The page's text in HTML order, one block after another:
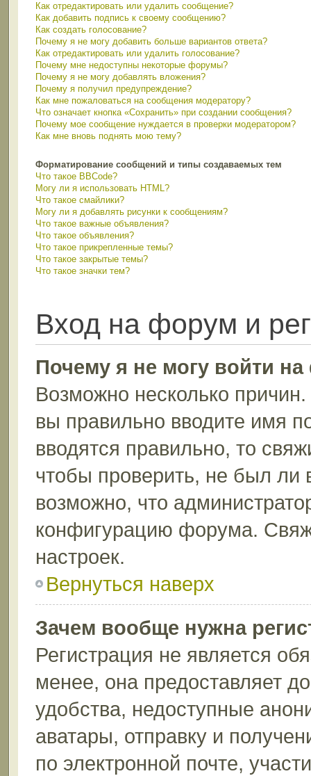
Как отредактировать или удалить сообщение?
Как добавить подпись к своему сообщению?
Как создать голосование?
Почему я не могу добавить больше вариантов ответа?
Как отредактировать или удалить голосование?
Почему мне недоступны некоторые форумы?
Почему я не могу добавлять вложения?
Почему я получил предупреждение?
Как мне пожаловаться на сообщения модератору?
Что означает кнопка «Сохранить» при создании сообщения?
Почему мое сообщение нуждается в проверки модератором?
Как мне вновь поднять мою тему?
Форматирование сообщений и типы создаваемых тем
Что такое BBCode?
Могу ли я использовать HTML?
Что такое смайлики?
Могу ли я добавлять рисунки к сообщениям?
Что такое важные объявления?
Что такое объявления?
Что такое прикрепленные темы?
Что такое закрытые темы?
Что такое значки тем?
Вход на форум и
Почему я не могу войти
Возможно несколько
вы правильно вводите имя
вводятся правильно, то
чтобы проверить, не был ли
возможно, что
конфигурацию форума.
настроек.
Вернуться наверх
Зачем вообще нужна
Регистрация не является
менее, она предоставляет
удобства, недоступные
аватары, отправку и
по электронной почте,